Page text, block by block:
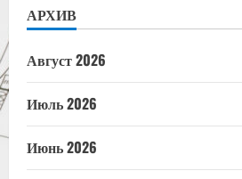
АРХИВ
Август 2026
Июль 2026
Июнь 2026